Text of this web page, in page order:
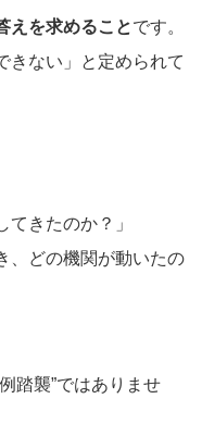
えを求めることです。
きない」と定められて
てきたのか？」
、どの機関が動いたの
踏襲”ではありませ